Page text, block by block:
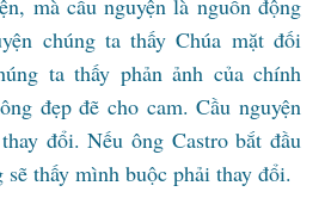
chúng ta thấy Chúa mặt đối
ta thấy phản ảnh của chính
đẹp đẽ cho cam. Cầu nguyện
đổi. Nếu ông Castro bắt đầu
sẽ thấy mình buộc phải thay đổi.